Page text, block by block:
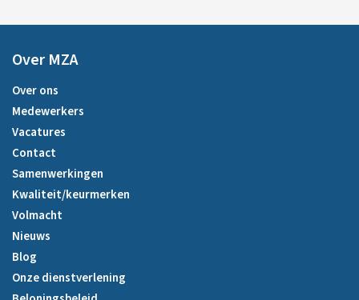
Over MZA
Over ons
Medewerkers
Vacatures
Contact
Samenwerkingen
Kwaliteit/keurmerken
Volmacht
Nieuws
Blog
Onze dienstverlening